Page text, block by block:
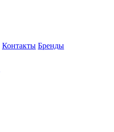
Контакты Бренды